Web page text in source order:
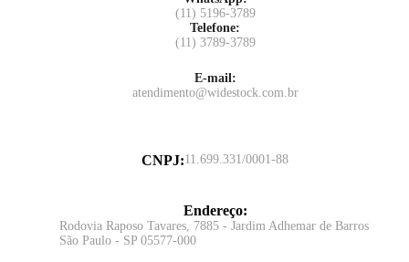
(11) 5196-3789
Telefone:
(11) 3789-3789
E-mail:
atendimento@widestock.com.br
CNPJ:11.699.331/0001-88
Endereço:
Rodovia Raposo Tavares, 7885 - Jardim Adhemar de Barros
São Paulo - SP 05577-000